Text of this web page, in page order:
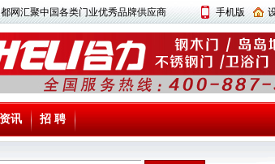
网汇聚中国各类门业优秀品牌供应商 手机版
资讯 招 聘